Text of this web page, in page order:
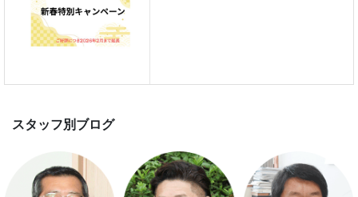
スマートハウス 完成見学会開催